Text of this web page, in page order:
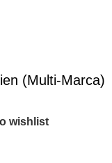
(Multi-Marca)
wishlist